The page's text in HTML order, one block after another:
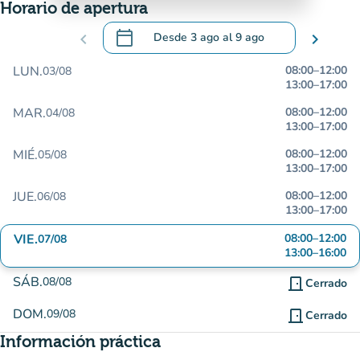
Horario de apertura
chevron_left calendar_today Desde 3 ago al9 ago
.Abra el calendario para cambiar las
chevron_right
LUN.03/08 08:00–12:00
13:00–17:00
MAR.04/08 08:00–12:00
13:00–17:00
MIÉ.05/08 08:00–12:00
13:00–17:00
JUE.06/08 08:00–12:00
13:00–17:00
VIE.07/08 08:00–12:00
13:00–16:00
SÁB.08/08 door_front Cerrado
DOM.09/08 door_front Cerrado
Información práctica